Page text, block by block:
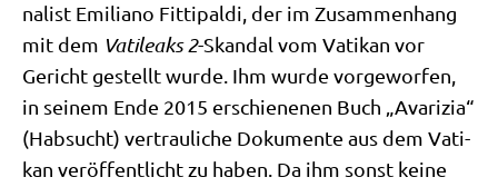
na­list Emi­lia­no Fit­ti­pal­di, der im Zusam­men­hang
mit dem Vati­leaks 2-Skan­dal vom Vati­kan vor
Gericht gestellt wur­de. Ihm wur­de vor­ge­wor­fen,
in sei­nem Ende 2015 erschie­ne­nen Buch „Ava­ri­zia“
(Hab­sucht) ver­trau­li­che Doku­men­te aus dem Vati­
kan ver­öf­fent­licht zu haben. Da ihm sonst kei­ne